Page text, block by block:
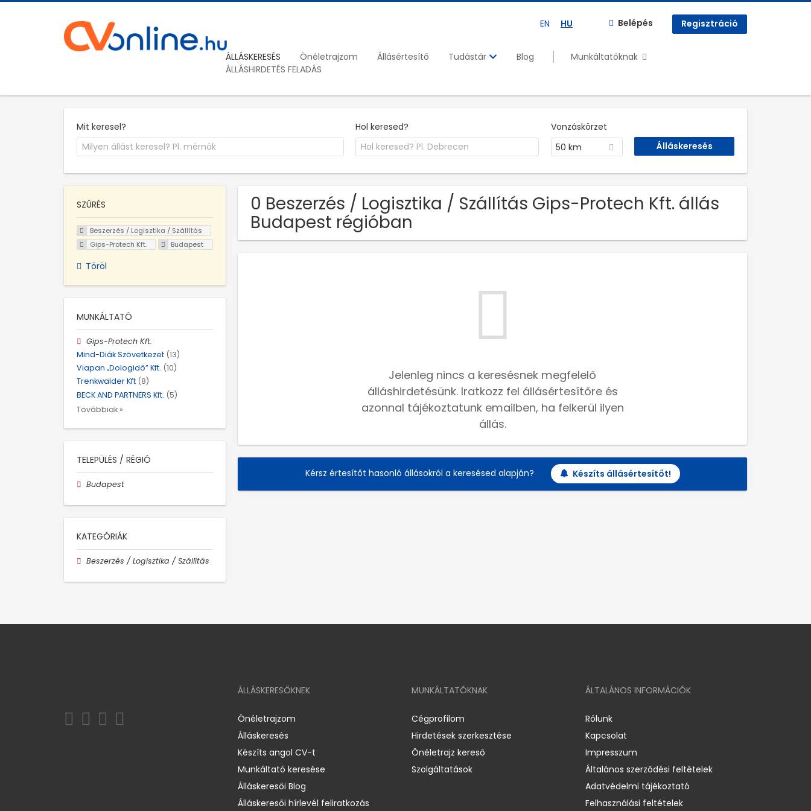
EN HU Belépés Regisztráció
ÁLLÁSKERESÉS Önéletrajzom Állásértesítő Tudástár Blog
Munkáltatóknak
ÁLLÁSHIRDETÉS FELADÁS
Mit keresel? Hol keresed?
Vonzáskörzet
50 km
0 Beszerzés / Logisztika / Szállítás Gips-Protech Kft. állás
Budapest régióban
Jelenleg nincs a keresésnek megfelelő
álláshirdetésünk. Iratkozz fel állásértesítőre és
azonnal tájékoztatunk emailben, ha felkerül ilyen
állás.
Kérsz értesítőt hasonló állásokról a keresésed alapján? Készíts állásértesítőt!
SZŰRÉS
Beszerzés / Logisztika / Szállítás
Gips-Protech Kft.
Budapest
Töröl
MUNKÁLTATÓ
Gips-Protech Kft.
Mind-Diák Szövetkezet (13)
Viapan „Dologidő” Kft. (10)
Trenkwalder Kft (8)
BECK AND PARTNERS Kft. (5)
Továbbiak »
TELEPÜLÉS / RÉGIÓ
Budapest
KATEGÓRIÁK
Beszerzés / Logisztika / Szállítás
ÁLLÁSKERESŐKNEK
Önéletrajzom
Álláskeresés
Készíts angol CV-t
Munkáltató keresése
Álláskeresői Blog
Álláskeresői hírlevél feliratkozás
MUNKÁLTATÓKNAK
Cégprofilom
Hirdetések szerkesztése
Önéletrajz kereső
Szolgáltatások
ÁLTALÁNOS INFORMÁCIÓK
Rólunk
Kapcsolat
Impresszum
Általános szerződési feltételek
Adatvédelmi tájékoztató
Felhasználási feltételek